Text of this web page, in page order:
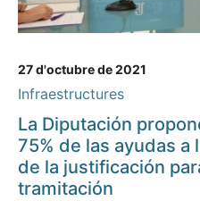
27 d'octubre de 2021
Infraestructures
La Diputación
75% de las ayudas
de la justificación
tramitación